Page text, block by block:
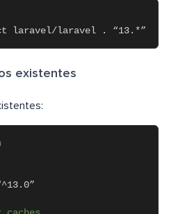
laravel/laravel . “13.*”
existentes